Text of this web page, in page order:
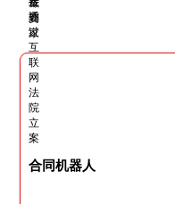
合同机器人